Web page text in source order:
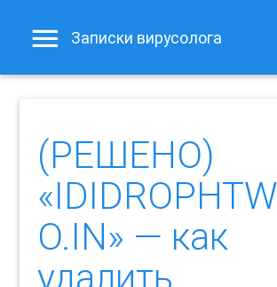
Записки вирусолога
(РЕШЕНО)
O.IN» — как
удалить